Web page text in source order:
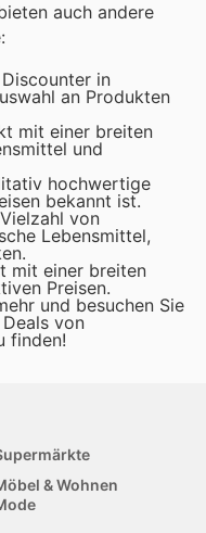
auch andere
in
an Produkten
mit einer breiten
und
hochwertige
bekannt ist.
von
Lebensmittel,
mit einer breiten
Preisen.
und besuchen Sie
von
finden!
& Wohnen